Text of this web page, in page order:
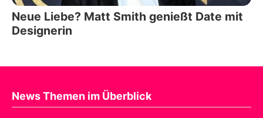
Neue Liebe? Matt Smith genießt Date mit
Designerin
News Themen im Überblick